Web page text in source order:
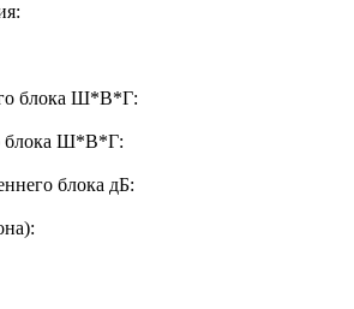
блока Ш*В*Г:
блока Ш*В*Г:
блока дБ: